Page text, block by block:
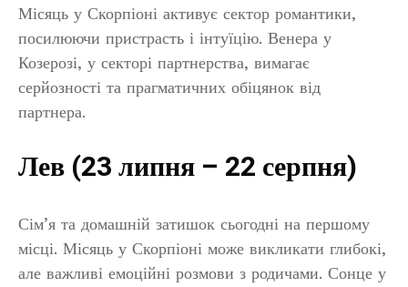
Місяць у Скорпіоні активує сектор романтики,
посилюючи пристрасть і інтуїцію. Венера у
Козерозі, у секторі партнерства, вимагає
серйозності та прагматичних обіцянок від
партнера.
Лев (23 липня – 22 серпня)
Сім’я та домашній затишок сьогодні на першому
місці. Місяць у Скорпіоні може викликати глибокі,
але важливі емоційні розмови з родичами. Сонце у